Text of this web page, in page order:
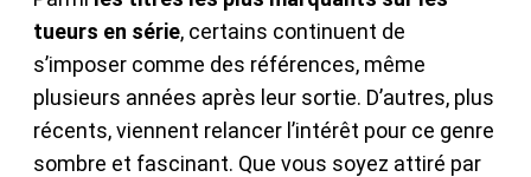
tueurs en série, certains continuent de
s’imposer comme des références, même
plusieurs années après leur sortie. D’autres, plus
récents, viennent relancer l’intérêt pour ce genre
sombre et fascinant. Que vous soyez attiré par